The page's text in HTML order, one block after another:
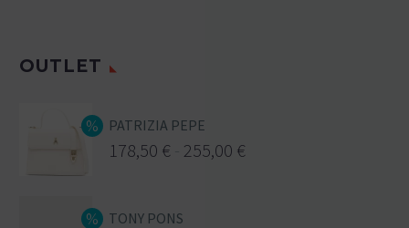
OUTLET
PATRIZIA PEPE
178,50 € 255,00 €
TONY PONS